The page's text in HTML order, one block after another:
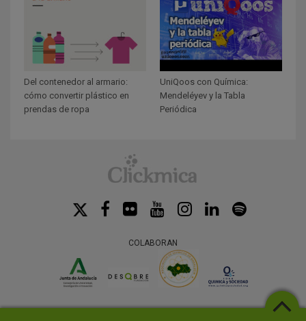
Del contenedor al armario:
cómo convertir plástico en
prendas de ropa
UniQoos con Química:
Mendeléyev y la Tabla
Periódica
COLABORAN